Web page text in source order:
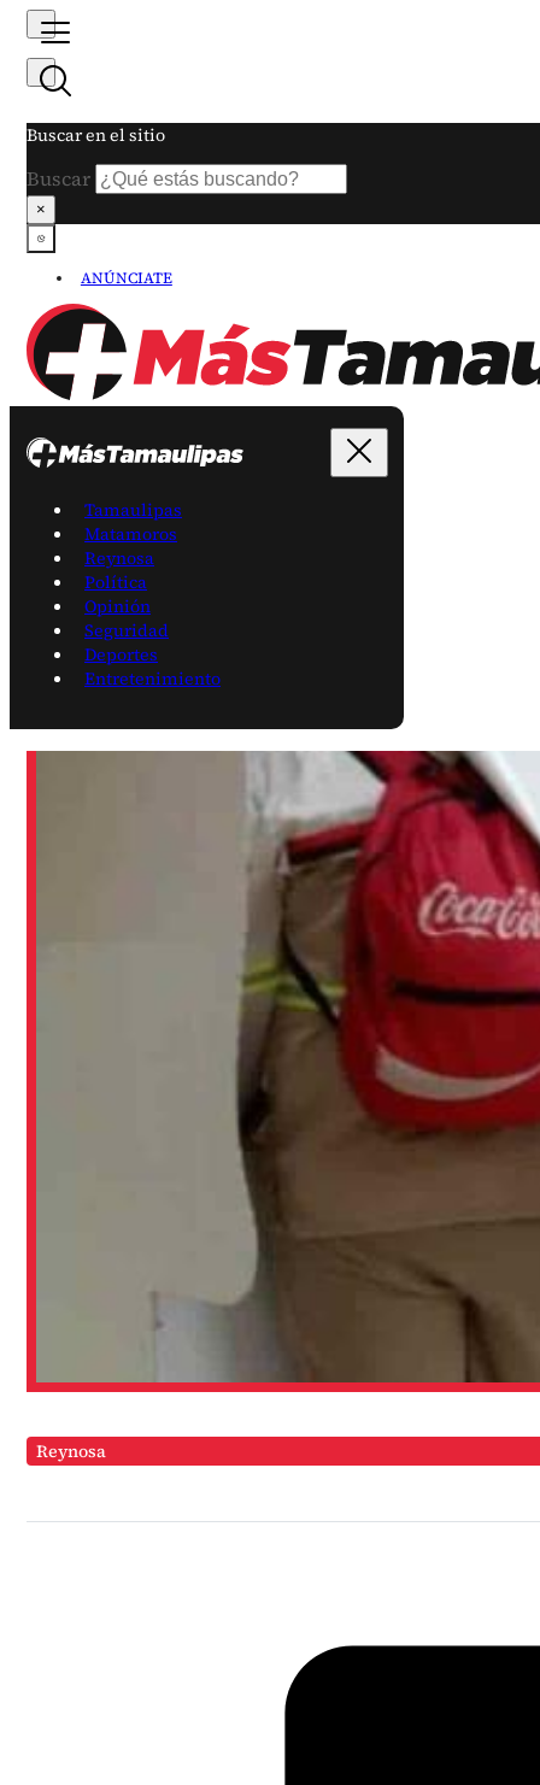
Buscar en el sitio
Buscar
×
ANÚNCIATE
Tamaulipas
Matamoros
Reynosa
Política
Opinión
Seguridad
Deportes
Entretenimiento
Reynosa